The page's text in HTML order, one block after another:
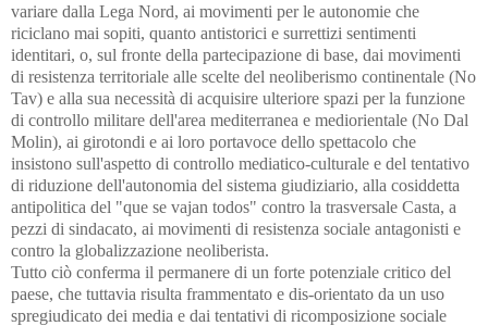
variare dalla Lega Nord, ai movimenti per le autonomie che
riciclano mai sopiti, quanto antistorici e surrettizi sentimenti
identitari, o, sul fronte della partecipazione di base, dai movimenti
di resistenza territoriale alle scelte del neoliberismo continentale (No
Tav) e alla sua necessità di acquisire ulteriore spazi per la funzione
di controllo militare dell'area mediterranea e mediorientale (No Dal
Molin), ai girotondi e ai loro portavoce dello spettacolo che
insistono sull'aspetto di controllo mediatico-culturale e del tentativo
di riduzione dell'autonomia del sistema giudiziario, alla cosiddetta
antipolitica del "que se vajan todos" contro la trasversale Casta, a
pezzi di sindacato, ai movimenti di resistenza sociale antagonisti e
contro la globalizzazione neoliberista.
Tutto ciò conferma il permanere di un forte potenziale critico del
paese, che tuttavia risulta frammentato e dis-orientato da un uso
spregiudicato dei media e dai tentativi di ricomposizione sociale